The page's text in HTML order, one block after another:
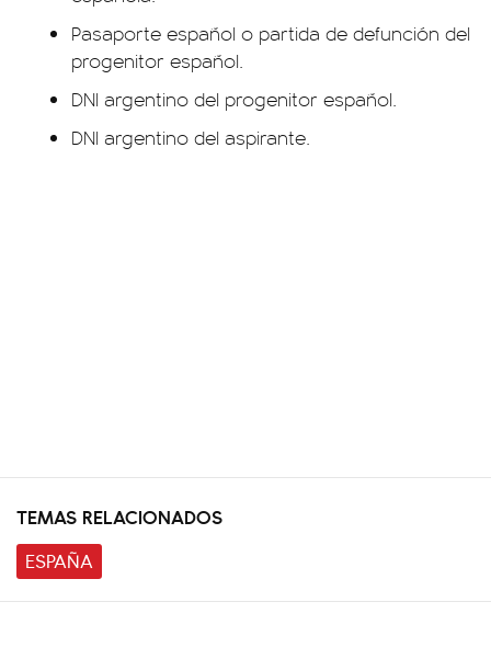
Pasaporte español o partida de defunción del
progenitor español.
DNI argentino del progenitor español.
DNI argentino del aspirante.
TEMAS RELACIONADOS
ESPAÑA